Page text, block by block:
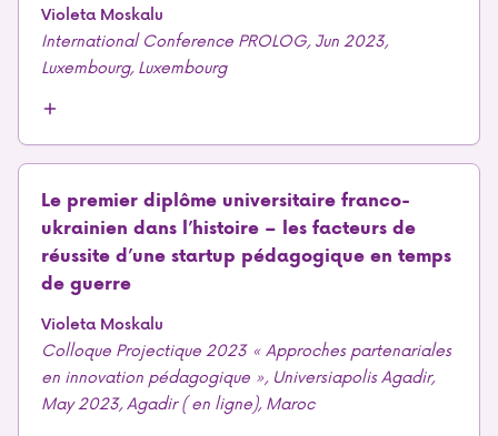
Violeta Moskalu
International Conference PROLOG, Jun 2023,
Luxembourg, Luxembourg
Le premier diplôme universitaire franco-
ukrainien dans l’histoire – les facteurs de
réussite d’une startup pédagogique en temps
de guerre
Violeta Moskalu
Colloque Projectique 2023 « Approches partenariales
en innovation pédagogique », Universiapolis Agadir,
May 2023, Agadir ( en ligne), Maroc